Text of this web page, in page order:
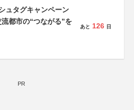
ュタグキャンペーン
都市の“つながる”を
あと 126 日
PR